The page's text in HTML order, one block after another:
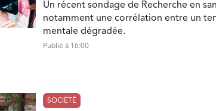
Un récent sondage de Recherche en
notamment une corrélation entre un
mentale dégradée.
Publié à 16:00
SOCIÉTÉ